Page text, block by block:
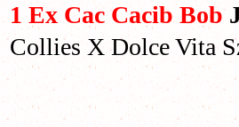
1 Ex Cac Cacib Bob
Collies X Dolce Vita